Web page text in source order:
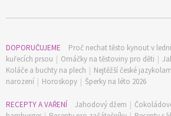
DOPORUČUJEME Proč nechat těsto kynout v
kuřecích prsou | Omáčky na těstoviny pro děti |
Koláče a buchty na plech | Nejtěžší české
narození | Horoskopy | Šperky na léto 2026
RECEPTY A VAŘENÍ Jahodový džem |